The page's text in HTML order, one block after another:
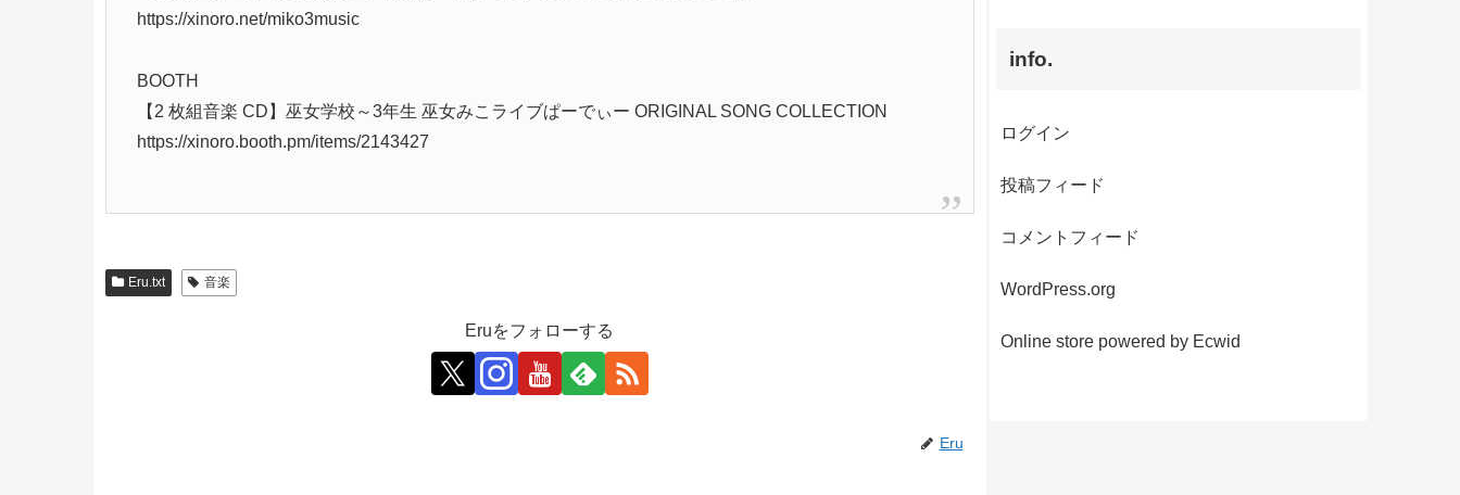
https://xinoro.net/miko3music
BOOTH
【2 枚組音楽 CD】巫女学校～3年生 巫女みこライブぱーでぃー ORIGINAL SONG COLLECTION
https://xinoro.booth.pm/items/2143427
Eru.txt 音楽
Eruをフォローする
Eru
info.
ログイン
投稿フィード
コメントフィード
WordPress.org
Online store powered by Ecwid